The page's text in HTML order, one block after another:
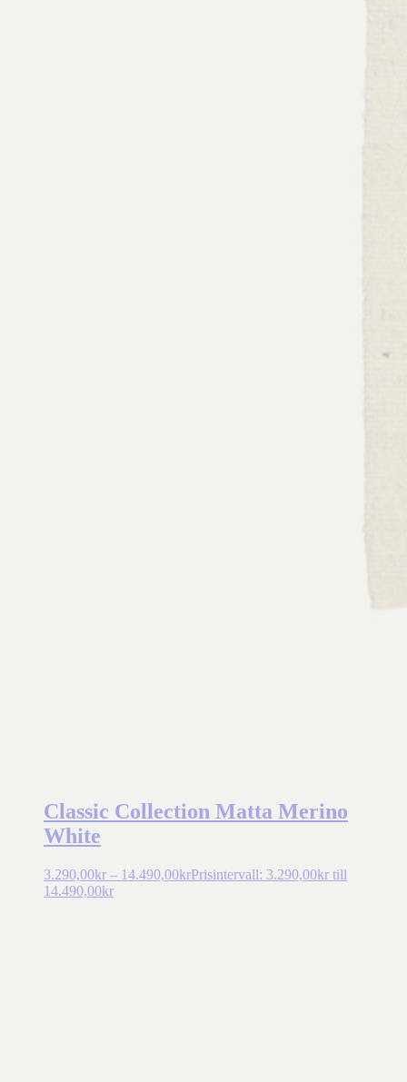
Classic Collection Matta Merino
White
3.290,00kr – 14.490,00krPrisintervall: 3.290,00kr till
14.490,00kr